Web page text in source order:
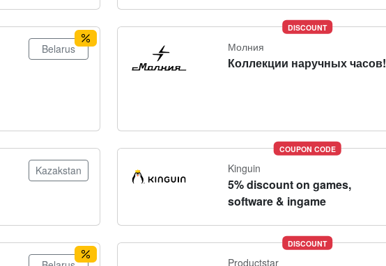
Belarus
DISCOUNT
Молния
Коллекции наручных часов!
Kazakstan
COUPON CODE
Kinguin
5% discount on games,
software & ingame
DISCOUNT
Productstar